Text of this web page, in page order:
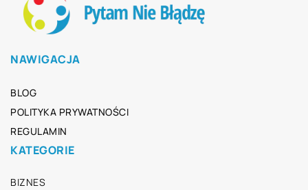
NAWIGACJA
BLOG
POLITYKA PRYWATNOŚCI
REGULAMIN
KATEGORIE
BIZNES